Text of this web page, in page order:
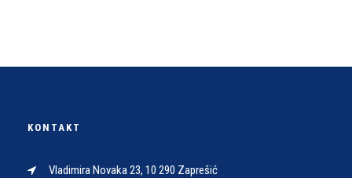
KONTAKT
Vladimira Novaka 23, 10 290 Zaprešić